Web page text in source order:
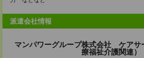
派遣会社情報
マンパワーグループ株式会社 ケア
療福祉介護関連）